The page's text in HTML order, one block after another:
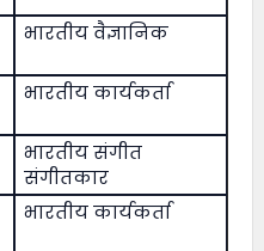
भारतीय वैज्ञानिक
भारतीय कार्यकर्ता
भारतीय संगीत
संगीतकार
भारतीय कार्यकर्ता